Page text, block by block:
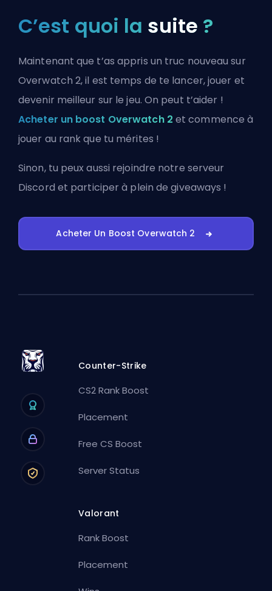
C’est quoi la suite ?
Maintenant que t’as appris un truc nouveau sur
Overwatch 2, il est temps de te lancer, jouer et
devenir meilleur sur le jeu. On peut t’aider !
Acheter un boost Overwatch 2 et commence à
jouer au rank que tu mérites !
Sinon, tu peux aussi rejoindre notre serveur
Discord et participer à plein de giveaways !
Acheter Un Boost Overwatch 2
Counter-Strike
CS2 Rank Boost
Placement
Free CS Boost
Server Status
Valorant
Rank Boost
Placement